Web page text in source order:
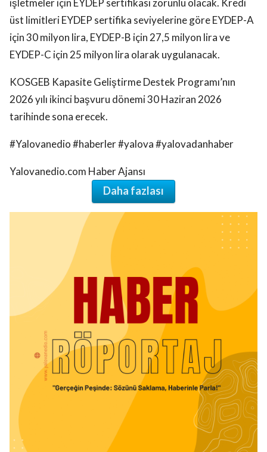
üst limitleri EYDEP sertifika seviyelerine göre EYDEP-A
için 30 milyon lira, EYDEP-B için 27,5 milyon lira ve
EYDEP-C için 25 milyon lira olarak uygulanacak.
KOSGEB Kapasite Geliştirme Destek Programı’nın
2026 yılı ikinci başvuru dönemi 30 Haziran 2026
tarihinde sona erecek.
#Yalovanedio #haberler #yalova #yalovadanhaber
Yalovanedio.com Haber Ajansı
Daha fazlası